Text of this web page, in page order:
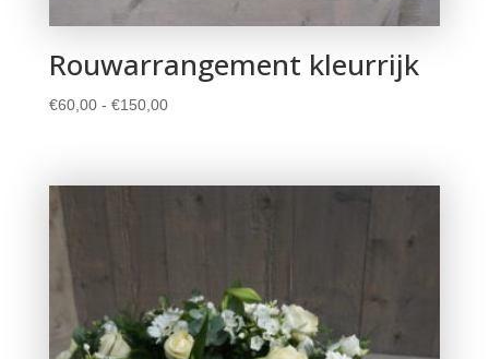
Rouwarrangement kleurrijk
€60,00 - €150,00Prijsklasse: